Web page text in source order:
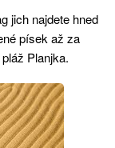
jich najdete hned
písek až za
Planjka.